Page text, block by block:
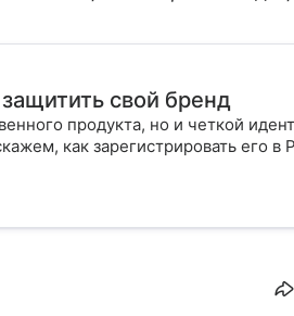
свой бренд
продукта, но и четкой
как зарегистрировать его в